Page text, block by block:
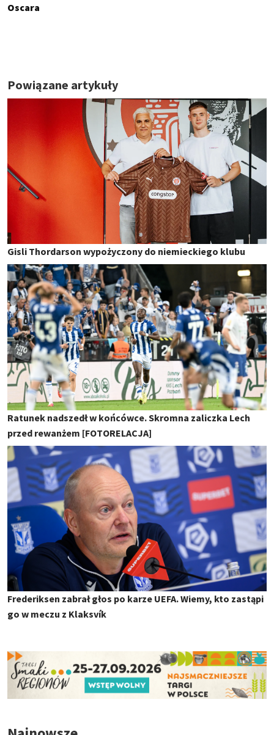
Oscara
Powiązane artykuły
Gisli Thordarson wypożyczony do niemieckiego klubu
Ratunek nadszedł w końcówce. Skromna zaliczka Lech
przed rewanżem [FOTORELACJA]
Frederiksen zabrał głos po karze UEFA. Wiemy, kto zastąpi
go w meczu z Klaksvík